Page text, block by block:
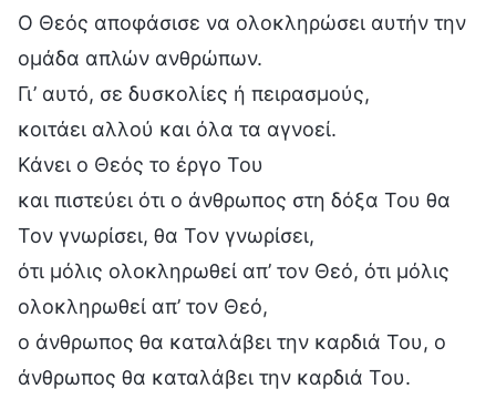
Ο Θεός αποφάσισε να ολοκληρώσει αυτήν την
ομάδα απλών ανθρώπων.
Γι’ αυτό, σε δυσκολίες ή πειρασμούς,
κοιτάει αλλού και όλα τα αγνοεί.
Κάνει ο Θεός το έργο Του
και πιστεύει ότι ο άνθρωπος στη δόξα Του θα
Τον γνωρίσει, θα Τον γνωρίσει,
ότι μόλις ολοκληρωθεί απ’ τον Θεό, ότι μόλις
ολοκληρωθεί απ’ τον Θεό,
ο άνθρωπος θα καταλάβει την καρδιά Του, ο
άνθρωπος θα καταλάβει την καρδιά Του.